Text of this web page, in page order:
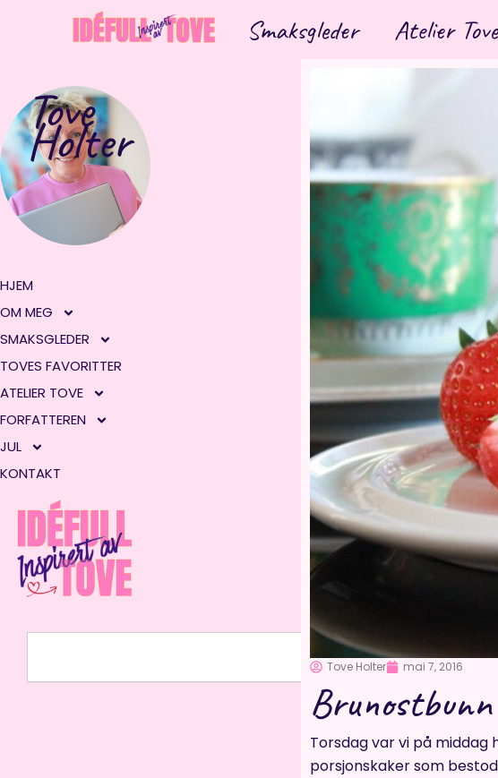
Smaksgleder Atelier Tove
Tove
Holter
HJEM
OM MEG
SMAKSGLEDER
TOVES FAVORITTER
ATELIER TOVE
FORFATTEREN
JUL
KONTAKT
Tove Holter mai 7, 2016
Torsdag var vi på middag
porsjonskaker som